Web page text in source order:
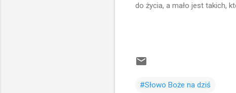
do życia, a mało jest takich,
#Słowo Boże na dziś